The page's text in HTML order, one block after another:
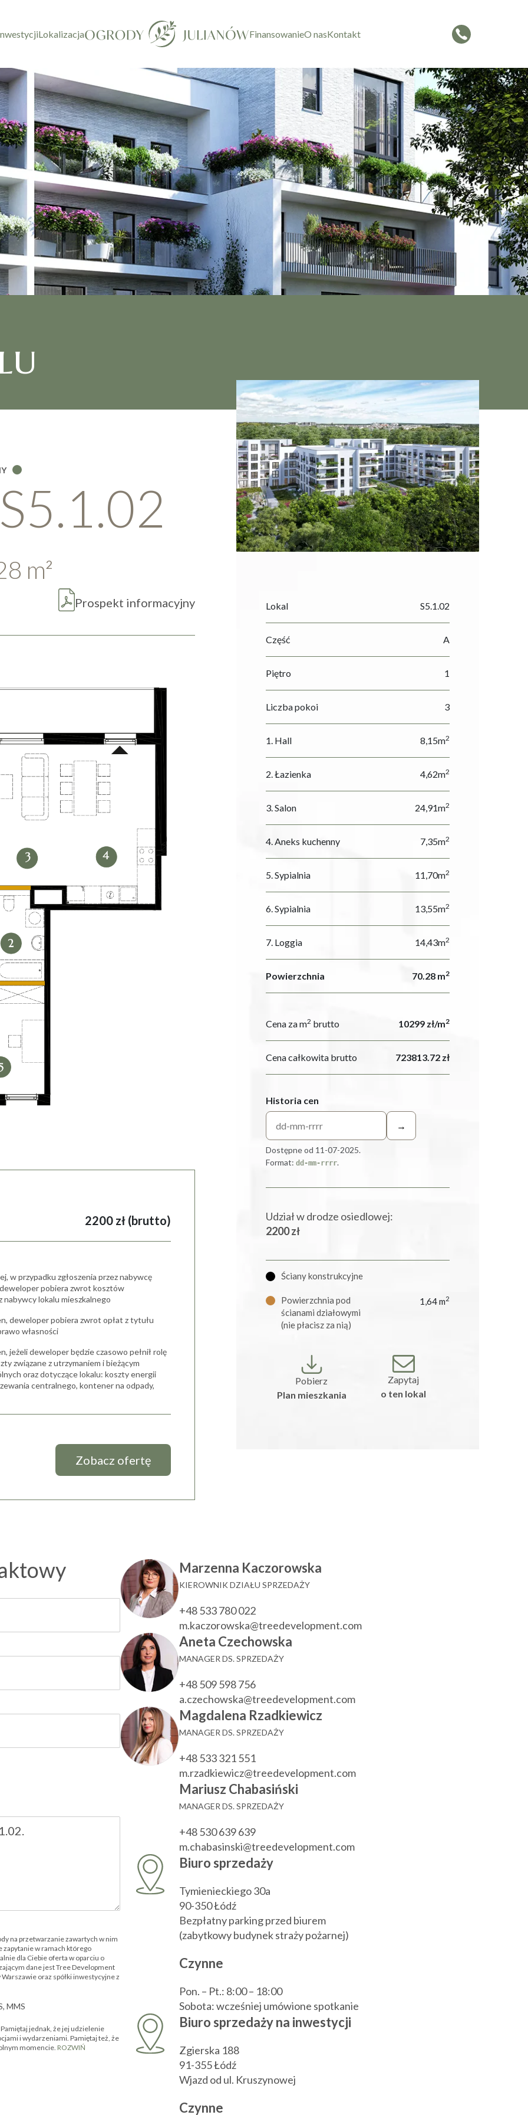
Lokalizacja FinansowanieO nasKontakt
m2
Prospekt informacyjny
2200 zł (brutto)
w przypadku zgłoszenia przez nabywcę
pobiera zwrot kosztów
lokalu mieszkalnego
deweloper pobiera zwrot opłat z tytułu
własności
jeżeli deweloper będzie czasowo pełnił rolę
związane z utrzymaniem i bieżącym
oraz dotyczące lokalu: koszty energii
centralnego, kontener na odpady,
Zobacz ofertę
Lokal S5.1.02
Część A
Piętro 1
Liczba pokoi 3
1. Hall 8,15m2
2. Łazienka 4,62m2
3. Salon 24,91m2
4. Aneks kuchenny 7,35m2
5. Sypialnia 11,70m2
6. Sypialnia 13,55m2
7. Loggia 14,43m2
Powierzchnia 70.28 m2
Cena za m2 brutto 10299 zł/m2
Cena całkowita brutto 723813.72 zł
Historia cen
→
Dostępne od 11-07-2025.
Format: dd-mm-rrrr.
Udział w drodze osiedlowej:
2200 zł
Ściany konstrukcyjne
Powierzchnia pod
ścianami działowymi
(nie płacisz za nią)
1,64 m2
Pobierz
Plan mieszkania
Zapytaj
o ten lokal
na przetwarzanie zawartych w nim
zapytanie w ramach którego
dla Ciebie oferta w oparciu o
dane jest Tree Development
oraz spółki inwestycyjne z
MMS
jednak, że jej udzielenie
i wydarzeniami. Pamiętaj też, że
momencie. ROZWIŃ
Marzenna Kaczorowska
KIEROWNIK DZIAŁU SPRZEDAŻY
+48 533 780 022
m.kaczorowska@treedevelopment.com
Aneta Czechowska
MANAGER DS. SPRZEDAŻY
+48 509 598 756
a.czechowska@treedevelopment.com
Magdalena Rzadkiewicz
MANAGER DS. SPRZEDAŻY
+48 533 321 551
m.rzadkiewicz@treedevelopment.com
Mariusz Chabasiński
MANAGER DS. SPRZEDAŻY
+48 530 639 639
m.chabasinski@treedevelopment.com
Biuro sprzedaży
Tymienieckiego 30a
90-350 Łódź
Bezpłatny parking przed biurem
(zabytkowy budynek straży pożarnej)
Czynne
Pon. – Pt.: 8:00 – 18:00
Sobota: wcześniej umówione spotkanie
Biuro sprzedaży na inwestycji
Zgierska 188
91-355 Łódź
Wjazd od ul. Kruszynowej
Czynne